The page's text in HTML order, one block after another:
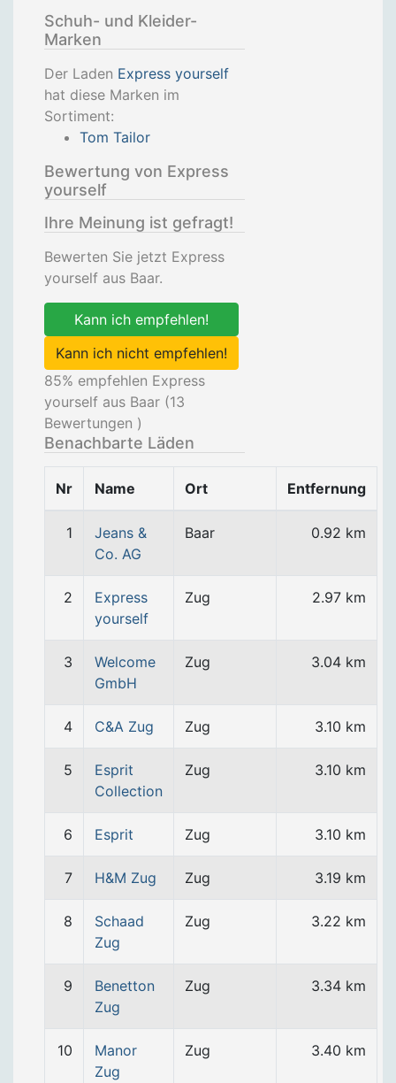
Schuh- und Kleider-
Marken
Der Laden Express yourself
hat diese Marken im
Sortiment:
Tom Tailor
Bewertung von Express
yourself
Ihre Meinung ist gefragt!
Bewerten Sie jetzt Express
yourself aus Baar.
Kann ich empfehlen!
Kann ich nicht empfehlen!
85% empfehlen Express
yourself aus Baar (13
Bewertungen )
Benachbarte Läden
Nr Name Ort Entfernung
1
Jeans &
Co. AG
Baar 0.92 km
2
Express
yourself
Zug 2.97 km
3
Welcome
GmbH
Zug 3.04 km
4 C&A Zug Zug 3.10 km
5
Esprit
Collection
Zug 3.10 km
6 Esprit Zug 3.10 km
7 H&M Zug Zug 3.19 km
8
Schaad
Zug
Zug 3.22 km
9
Benetton
Zug
Zug 3.34 km
10
Manor
Zug
Zug 3.40 km